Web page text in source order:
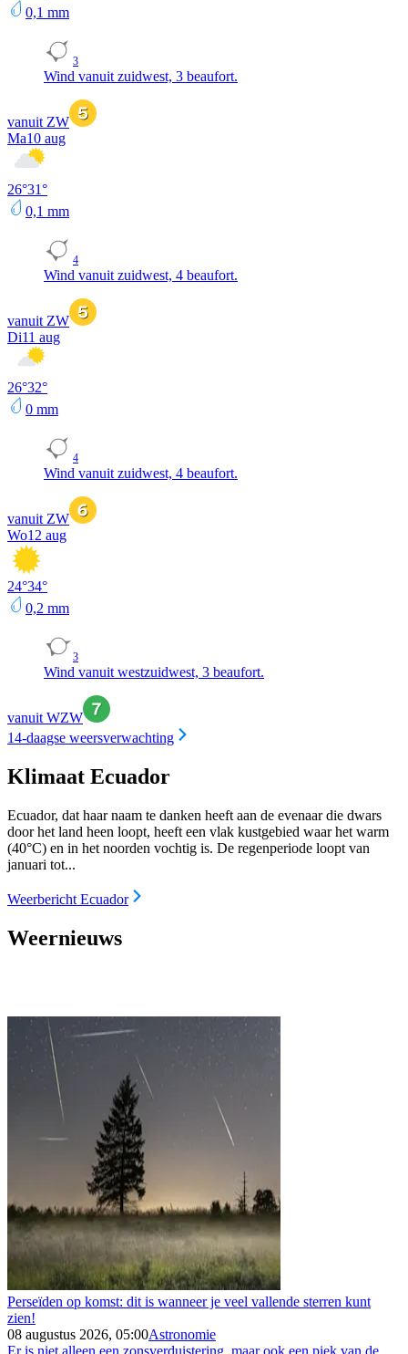
0,1 mm
3
Wind vanuit zuidwest, 3 beaufort.
vanuit ZW
Ma10 aug
26°31°
0,1 mm
4
Wind vanuit zuidwest, 4 beaufort.
vanuit ZW
Di11 aug
26°32°
0 mm
4
Wind vanuit zuidwest, 4 beaufort.
vanuit ZW
Wo12 aug
24°34°
0,2 mm
3
Wind vanuit westzuidwest, 3 beaufort.
vanuit WZW
14-daagse weersverwachting
Klimaat Ecuador
Ecuador, dat haar naam te danken heeft aan de evenaar die dwars
door het land heen loopt, heeft een vlak kustgebied waar het warm
(40°C) en in het noorden vochtig is. De regenperiode loopt van
januari tot...
Weerbericht Ecuador
Weernieuws
Perseïden op komst: dit is wanneer je veel vallende sterren kunt
zien!
08 augustus 2026, 05:00Astronomie
Er is niet alleen een zonsverduistering, maar ook een piek van de